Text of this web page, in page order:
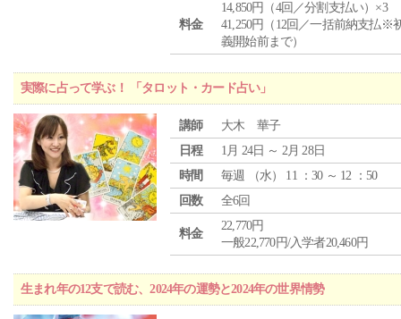
料金
14,850円（4回／分割支払い）×3
41,250円（12回／一括前納支払※
義開始前まで）
実際に占って学ぶ！ 「タロット・カード占い」
講師
大木 華子
日程
1月 24日 ～ 2月 28日
時間
毎週 （水） 11 ：30 ～ 12 ：50
回数
全6回
料金
22,770円
一般22,770円/入学者20,460円
生まれ年の12支で読む、2024年の運勢と2024年の世界情勢